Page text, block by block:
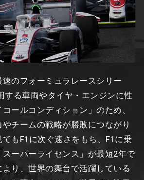
速のフォーミュラレースシリー
する車両やタイヤ・エンジンに性
ールコンディション」のため、
やチームの戦略が勝敗につながり
てもF1に次ぐ速さをもち、F1に乗
スーパーライセンス」が最短2年で
り、世界の舞台で活躍している